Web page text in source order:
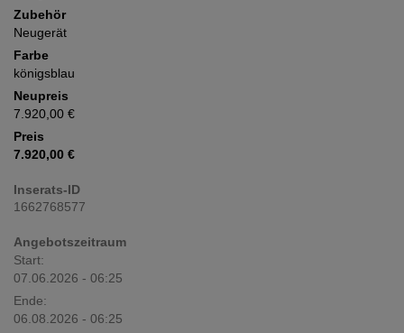
Zubehör
Neugerät
Farbe
königsblau
Neupreis
7.920,00 €
Preis
7.920,00 €
Inserats-ID
1662768577
Angebotszeitraum
Start:
07.06.2026 - 06:25
Ende:
06.08.2026 - 06:25